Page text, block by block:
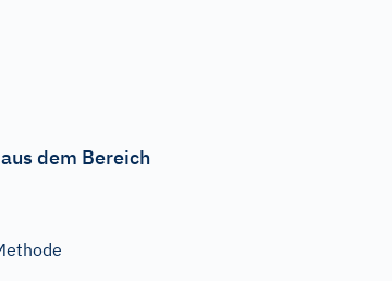
dem Bereich